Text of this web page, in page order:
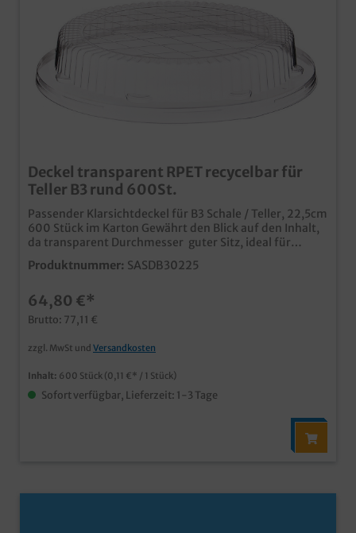
Deckel transparent RPET recycelbar für
Teller B3 rund 600St.
Passender Klarsichtdeckel für B3 Schale / Teller, 22,5cm
600 Stück im Karton Gewährt den Blick auf den Inhalt,
da transparent Durchmesser guter Sitz, ideal für
Außerhausverkauf und Lieferservice passend für
Schaumstoff- und auch Bio Bagasse Variante der B3
aus recyceltem Kunststoff hergestellt
Produktnummer: SASDB30225
64,80 €*
Brutto: 77,11 €
zzgl. MwSt und Versandkosten
Inhalt: 600 Stück (0,11 €* / 1 Stück)
Sofort verfügbar, Lieferzeit: 1-3 Tage